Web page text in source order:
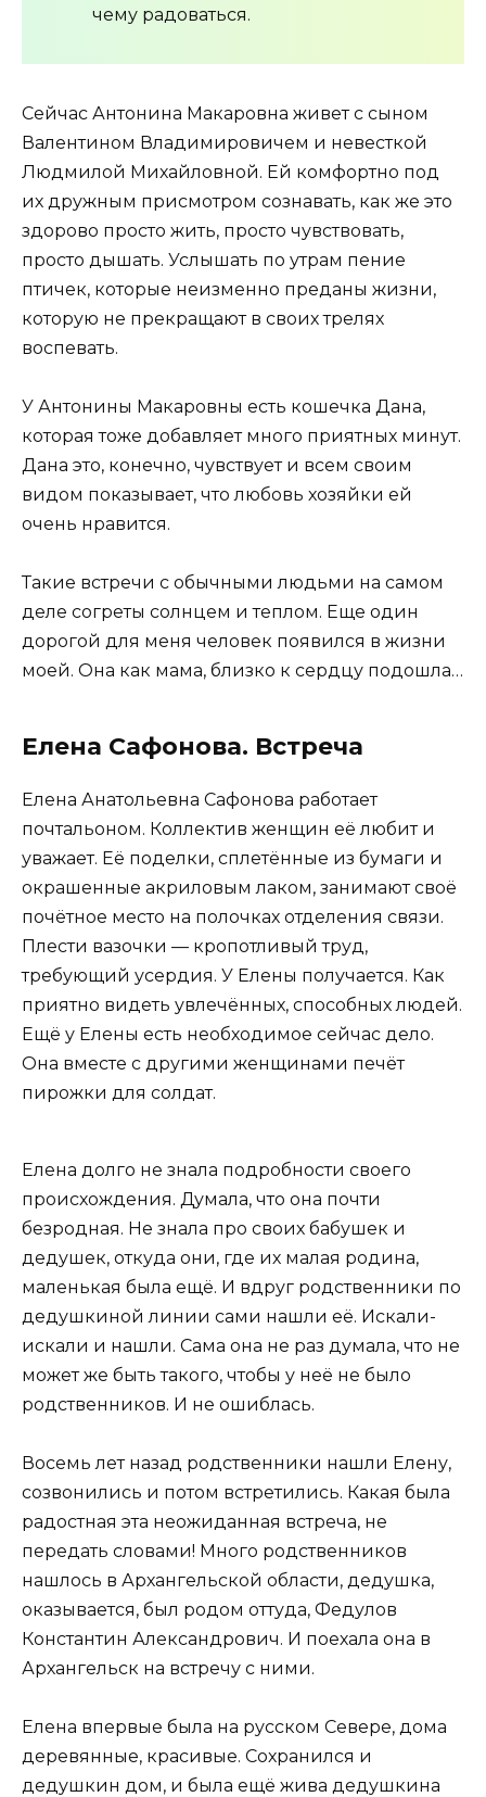
чему радоваться.
Сейчас Антонина Макаровна живет с сыном
Валентином Владимировичем и невесткой
Людмилой Михайловной. Ей комфортно под
их дружным присмотром сознавать, как же это
здорово просто жить, просто чувствовать,
просто дышать. Услышать по утрам пение
птичек, которые неизменно преданы жизни,
которую не прекращают в своих трелях
воспевать.
У Антонины Макаровны есть кошечка Дана,
которая тоже добавляет много приятных минут.
Дана это, конечно, чувствует и всем своим
видом показывает, что любовь хозяйки ей
очень нравится.
Такие встречи с обычными людьми на самом
деле согреты солнцем и теплом. Еще один
дорогой для меня человек появился в жизни
моей. Она как мама, близко к сердцу подошла…
Елена Сафонова. Встреча
Елена Анатольевна Сафонова работает
почтальоном. Коллектив женщин её любит и
уважает. Её поделки, сплетённые из бумаги и
окрашенные акриловым лаком, занимают своё
почётное место на полочках отделения связи.
Плести вазочки — кропотливый труд,
требующий усердия. У Елены получается. Как
приятно видеть увлечённых, способных людей.
Ещё у Елены есть необходимое сейчас дело.
Она вместе с другими женщинами печёт
пирожки для солдат.
Елена долго не знала подробности своего
происхождения. Думала, что она почти
безродная. Не знала про своих бабушек и
дедушек, откуда они, где их малая родина,
маленькая была ещё. И вдруг родственники по
дедушкиной линии сами нашли её. Искали-
искали и нашли. Сама она не раз думала, что не
может же быть такого, чтобы у неё не было
родственников. И не ошиблась.
Восемь лет назад родственники нашли Елену,
созвонились и потом встретились. Какая была
радостная эта неожиданная встреча, не
передать словами! Много родственников
нашлось в Архангельской области, дедушка,
оказывается, был родом оттуда, Федулов
Константин Александрович. И поехала она в
Архангельск на встречу с ними.
Елена впервые была на русском Севере, дома
деревянные, красивые. Сохранился и
дедушкин дом, и была ещё жива дедушкина